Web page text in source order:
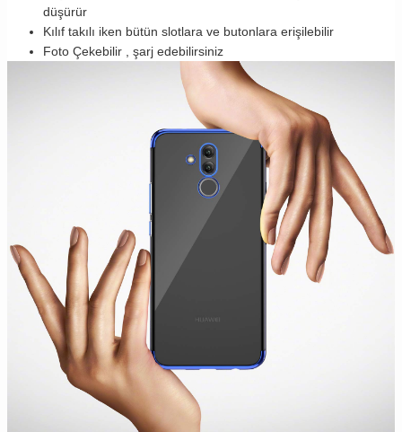
düşürür
Kılıf takılı iken bütün slotlara ve butonlara erişilebilir
Foto Çekebilir , şarj edebilirsiniz